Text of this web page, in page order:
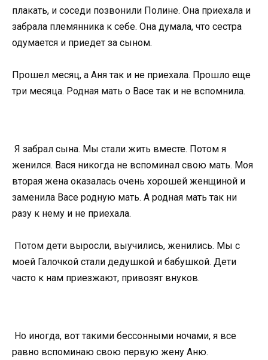
плакать, и соседи позвонили Полине. Она приехала и
забрала племянника к себе. Она думала, что сестра
одумается и приедет за сыном.
Прошел месяц, а Аня так и не приехала. Прошло еще
три месяца. Родная мать о Васе так и не вспомнила.
Я забрал сына. Мы стали жить вместе. Потом я
женился. Вася никогда не вспоминал свою мать. Моя
вторая жена оказалась очень хорошей женщиной и
заменила Васе родную мать. А родная мать так ни
разу к нему и не приехала.
Потом дети выросли, выучились, женились. Мы с
моей Галочкой стали дедушкой и бабушкой. Дети
часто к нам приезжают, привозят внуков.
Но иногда, вот такими бессонными ночами, я все
равно вспоминаю свою первую жену Аню.